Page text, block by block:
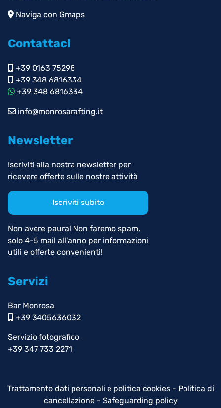
Naviga con Gmaps
Contattaci
+39 0163 75298
+39 348 6816334
+39 348 6816334
info@monrosarafting.it
Newsletter
Iscriviti alla nostra newsletter per
ricevere offerte sulle nostre attività
Iscriviti subito
Non avere paura! Non faremo spam,
solo 4-5 mail all'anno per informazioni
utili e offerte convenienti!
Servizi
Bar Monrosa
+39 3405636032
Servizio fotografico
+39 347 733 2271
Trattamento dati personali e politica cookies- Politica di
cancellazione - Safeguarding policy